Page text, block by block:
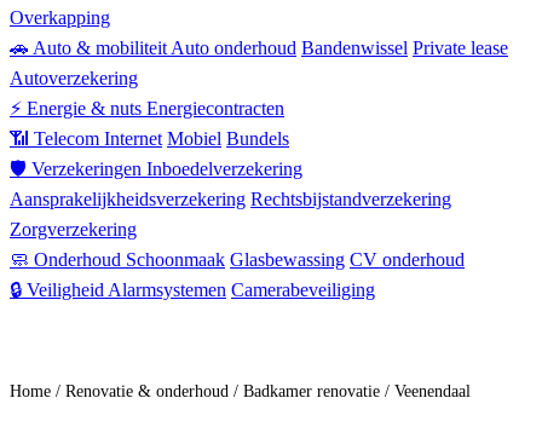
Overkapping
🚗 Auto & mobiliteit Auto onderhoud Bandenwissel Private lease
Autoverzekering
⚡ Energie & nuts Energiecontracten
📶 Telecom Internet Mobiel Bundels
🛡 Verzekeringen Inboedelverzekering
Aansprakelijkheidsverzekering Rechtsbijstandverzekering
Zorgverzekering
🧼 Onderhoud Schoonmaak Glasbewassing CV onderhoud
🔒 Veiligheid Alarmsystemen Camerabeveiliging
Home / Renovatie & onderhoud / Badkamer renovatie / Veenendaal